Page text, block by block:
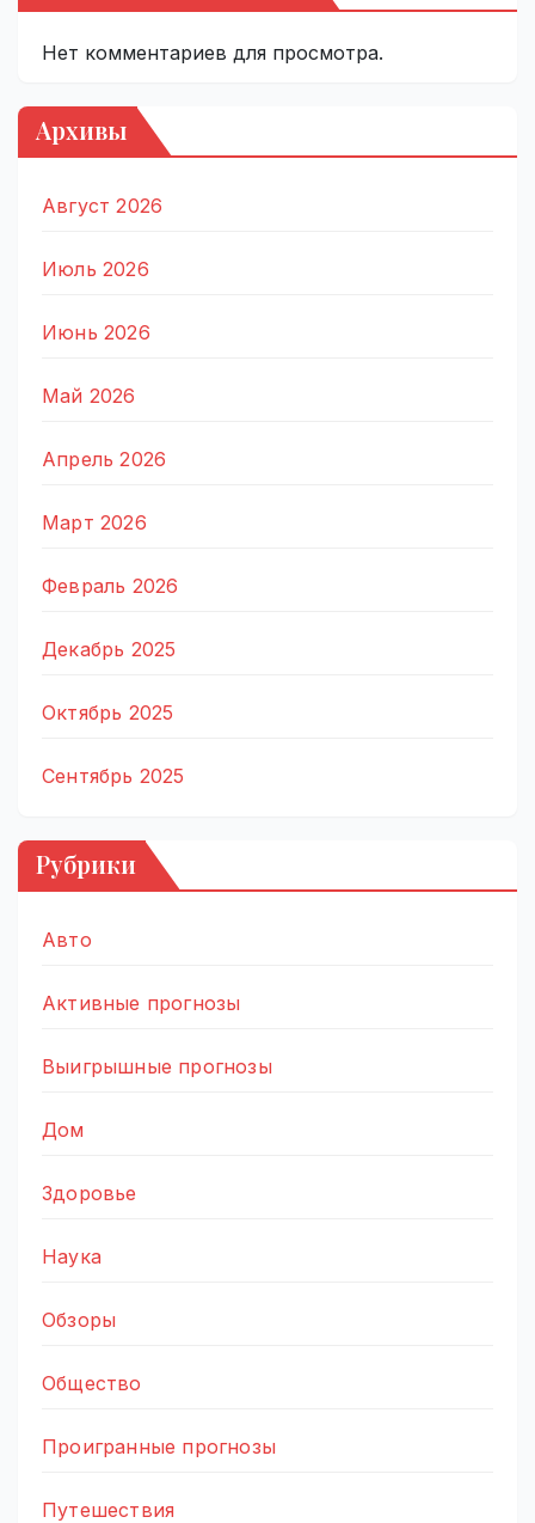
Нет комментариев для просмотра.
Архивы
Август 2026
Июль 2026
Июнь 2026
Май 2026
Апрель 2026
Март 2026
Февраль 2026
Декабрь 2025
Октябрь 2025
Сентябрь 2025
Рубрики
Авто
Активные прогнозы
Выигрышные прогнозы
Дом
Здоровье
Наука
Обзоры
Общество
Проигранные прогнозы
Путешествия